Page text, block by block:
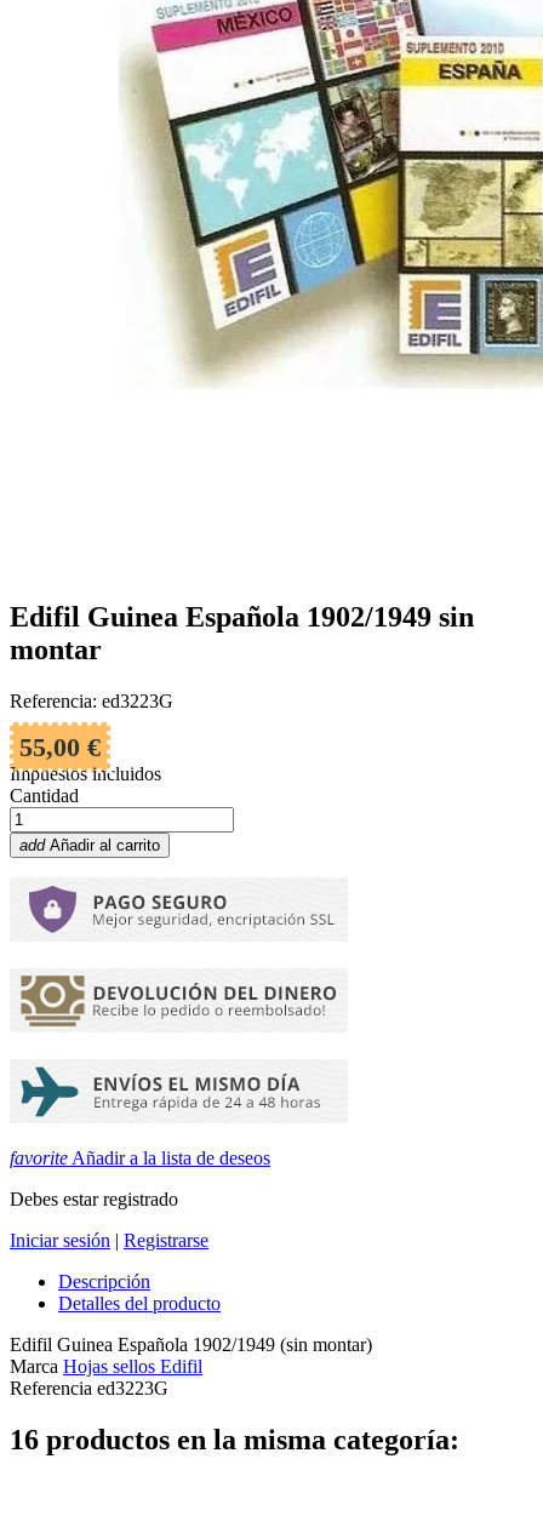
Edifil Guinea Española 1902/1949 sin
montar
Referencia: ed3223G
55,00 €
Impuestos incluidos
Cantidad
add Añadir al carrito
favorite Añadir a la lista de deseos
Debes estar registrado
Iniciar sesión | Registrarse
Descripción
Detalles del producto
Edifil Guinea Española 1902/1949 (sin montar)
Marca Hojas sellos Edifil
Referencia ed3223G
16 productos en la misma categoría: